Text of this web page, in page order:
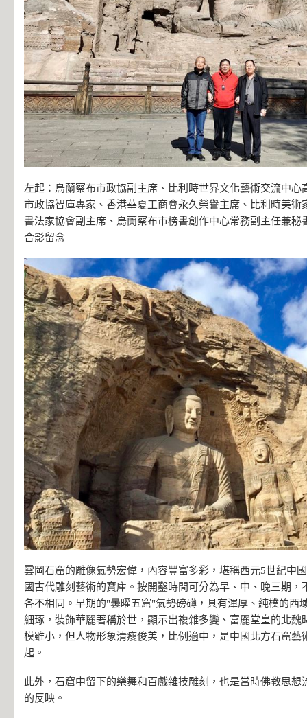
左起：烏蘭察布市政協副主席、比利時世界文化藝術交流中心
市政協智庫專家、香港華夏工商會永久榮譽主席、比利時美術
書法家協會副主席、烏蘭察布市榜書創作中心常務副主任兼秘
合影留念
雲岡石窟的雕像氣勢宏偉，內容豐富多彩，堪稱西元5世紀中
國古代雕刻藝術的寶庫。按開鑿時間可分為早、中、晚三期，
各不相同。早期的"曇曜五窟"氣勢磅礴，具有渾厚、純樸的西
細琢，裝飾華麗著稱於世，顯示出複雜多變、富麗堂皇的北魏
模雖小，但人物形象清瘦俊美，比例適中，是中國北方石窟藝
起。
此外，石窟中留下的樂舞和百戲雜技雕刻，也是當時佛教思想
的反映。